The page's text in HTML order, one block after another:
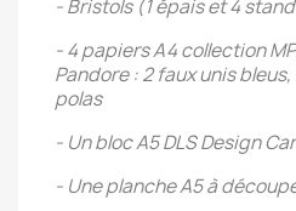
- Bristols (1 épais et 4
- 4 papiers A4 collection
Pandore : 2 faux unis bleus,
polas
- Un bloc A5 DLS Design
- Une planche A5 à